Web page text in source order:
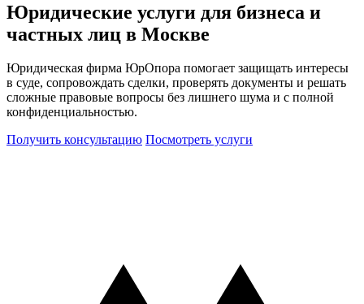
Юридические услуги для бизнеса и
частных лиц в Москве
Юридическая фирма ЮрОпора помогает защищать интересы
в суде, сопровождать сделки, проверять документы и решать
сложные правовые вопросы без лишнего шума и с полной
конфиденциальностью.
Получить консультацию Посмотреть услуги